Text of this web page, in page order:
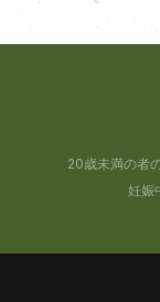
20歳未満の者
妊娠